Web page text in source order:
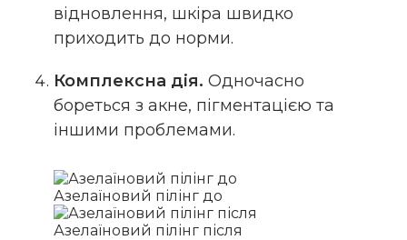
відновлення, шкіра швидко
приходить до норми.
Комплексна дія. Одночасно
бореться з акне, пігментацією та
іншими проблемами.
Азелаїновий пілінг до
Азелаїновий пілінг після